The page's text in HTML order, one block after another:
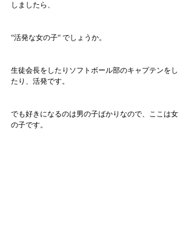
しましたら、
“活発な女の子“ でしょうか。
生徒会長をしたりソフトボール部のキャプテンをし
たり、活発です。
でも好きになるのは男の子ばかりなので、ここは女
の子です。